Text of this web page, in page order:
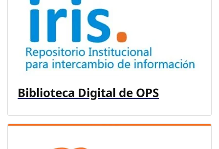
Biblioteca Digital de OPS